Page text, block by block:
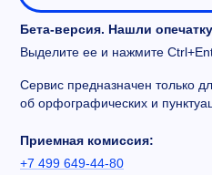
Бета-версия. Нашли
Выделите ее и нажмите
Сервис предназначен только
об орфографических и
Приемная комиссия:
+7 499 649-44-80